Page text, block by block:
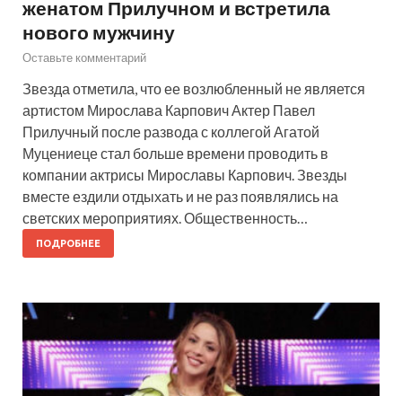
женатом Прилучном и встретила
нового мужчину
Оставьте комментарий
Звезда отметила, что ее возлюбленный не является
артистом Мирослава Карпович Актер Павел
Прилучный после развода с коллегой Агатой
Муцениеце стал больше времени проводить в
компании актрисы Мирославы Карпович. Звезды
вместе ездили отдыхать и не раз появлялись на
светских мероприятиях. Общественность…
ПОДРОБНЕЕ